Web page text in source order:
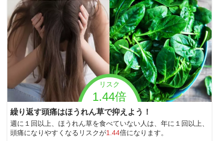
リスク
1.44倍
繰り返す頭痛はほうれん草で抑えよう！
週に１回以上、ほうれん草を食べていない人は、年に１回以上、
頭痛になりやすくなるリスクが1.44倍になります。